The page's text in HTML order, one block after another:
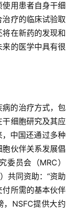
用患者自身干细
疗的临床试验取
在新药的发现和
的医学中具有很
的治疗方式，包
细胞研究及其应
中国还通过多种
伙伴关系发展倡
委员会（MRC）
共同资助：“资助
所需的基本伙伴
，NSFC提供大约